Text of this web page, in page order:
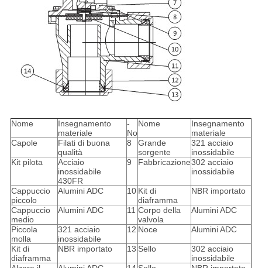
Nome
Insegnamento
materiale
-
No
Nome
Insegnamento
materiale
Capole
Filati di buona
qualità
8
Grande
sorgente
321 acciaio
inossidabile
Kit pilota
Acciaio
inossidabile
430FR
9 Fabbricazione302 acciaio
inossidabile
Cappuccio
piccolo
Alumini ADC 10 Kit di
diaframma
NBR importato
Cappuccio
medio
Alumini ADC 11 Corpo della
valvola
Alumini ADC
Piccola
molla
321 acciaio
inossidabile
12 Noce Alumini ADC
Kit di
diaframma
NBR importato 13 Sello
302 acciaio
inossidabile